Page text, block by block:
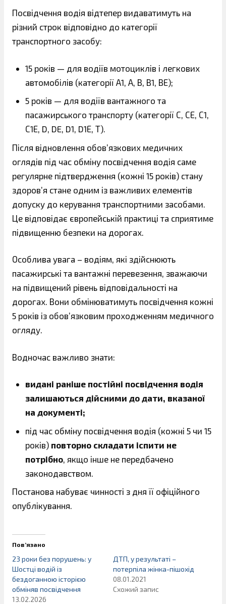
Посвідчення водія відтепер видаватимуть на
різний строк відповідно до категорії
транспортного засобу:
15 років — для водіїв мотоциклів і легкових
автомобілів (категорії А1, А, В, В1, ВЕ);
5 років — для водіїв вантажного та
пасажирського транспорту (категорії С, СЕ, С1,
С1Е, D, DE, D1, D1Е, Т).
Після відновлення обов’язкових медичних
оглядів під час обміну посвідчення водія саме
регулярне підтвердження (кожні 15 років) стану
здоров’я стане одним із важливих елементів
допуску до керування транспортними засобами.
Це відповідає європейській практиці та сприятиме
підвищенню безпеки на дорогах.
Особлива увага – водіям, які здійснюють
пасажирські та вантажні перевезення, зважаючи
на підвищений рівень відповідальності на
дорогах. Вони обмінюватимуть посвідчення кожні
5 років із обов’язковим проходженням медичного
огляду.
Водночас важливо знати:
видані раніше постійні посвідчення водія
залишаються дійсними до дати, вказаної
на документі;
під час обміну посвідчення водія (кожні 5 чи 15
років) повторно складати іспити не
потрібно, якщо інше не передбачено
законодавством.
Постанова набуває чинності з дня її офіційного
опублікування.
Пов’язано
23 роки без порушень: у
Шостці водій із
бездоганною історією
обміняв посвідчення
13.02.2026
ДТП, у результаті –
потерпіла жінка-пішохід
08.01.2021
Схожий запис